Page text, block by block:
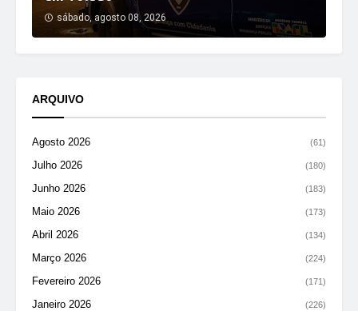
sábado, agosto 08, 2026
ARQUIVO
Agosto 2026 (61)
Julho 2026 (180)
Junho 2026 (183)
Maio 2026 (173)
Abril 2026 (134)
Março 2026 (224)
Fevereiro 2026 (171)
Janeiro 2026 (226)